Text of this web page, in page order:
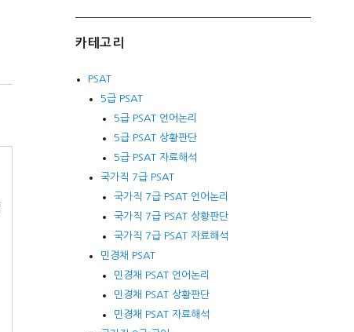
카테고리
PSAT
5급 PSAT
5급 PSAT 언어논리
5급 PSAT 상황판단
5급 PSAT 자료해석
국가직 7급 PSAT
국가직 7급 PSAT 언어논리
국가직 7급 PSAT 상황판단
국가직 7급 PSAT 자료해석
민경채 PSAT
민경채 PSAT 언어논리
민경채 PSAT 상황판단
민경채 PSAT 자료해석